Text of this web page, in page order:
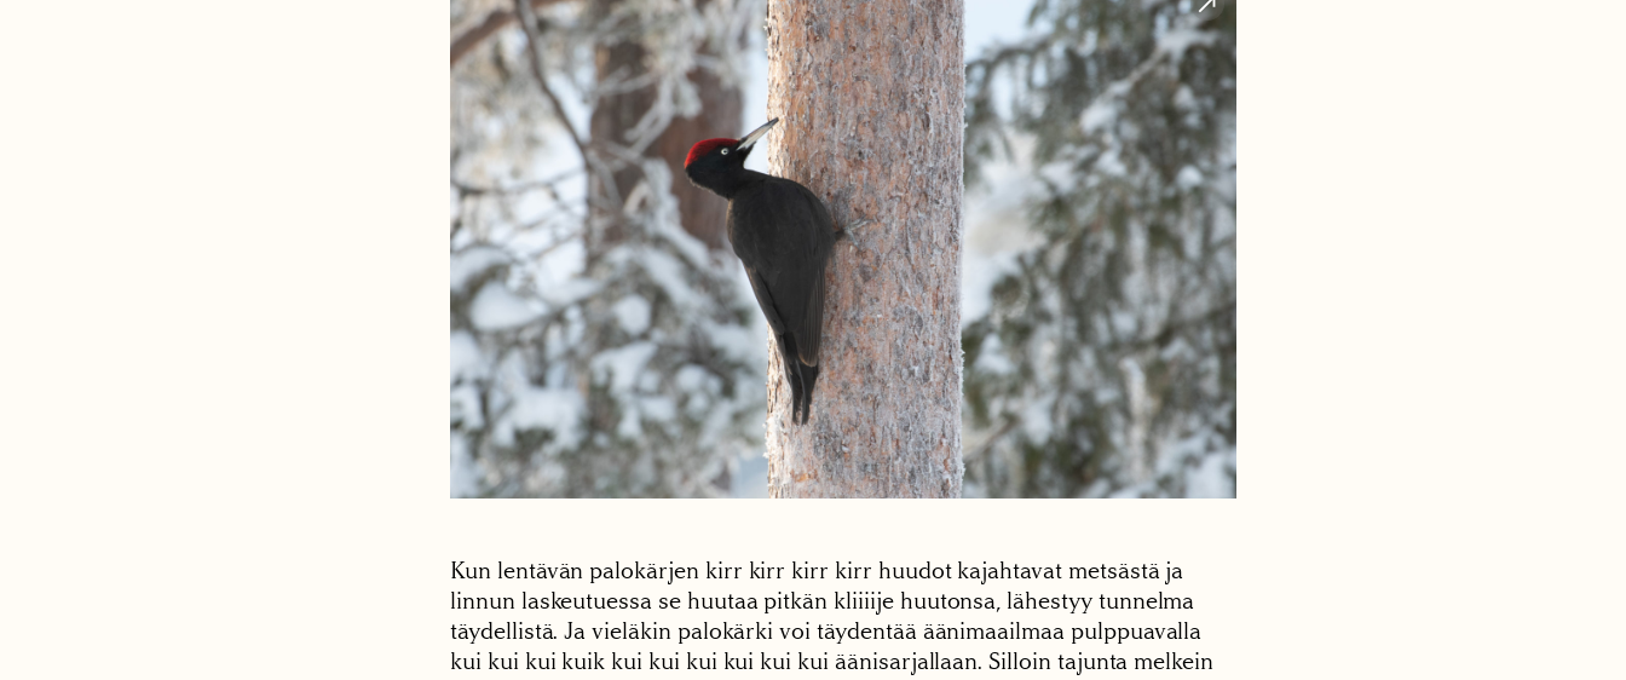
Kun lentävän palokärjen kirr kirr kirr kirr huudot kajahtavat metsästä ja
linnun laskeutuessa se huutaa pitkän kliiiije huutonsa, lähestyy tunnelma
täydellistä. Ja vieläkin palokärki voi täydentää äänimaailmaa pulppuavalla
kui kui kui kuik kui kui kui kui kui kui äänisarjallaan. Silloin tajunta melkein